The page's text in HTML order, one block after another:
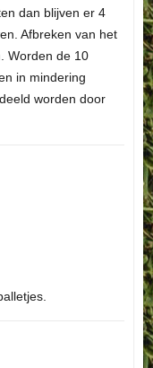
dan blijven er 4
Afbreken van het
Worden de 10
in mindering
worden door